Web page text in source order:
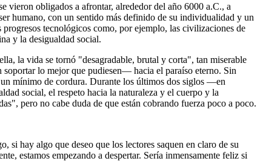
vieron obligados a afrontar, alrededor del año 6000 a.C., a
humano, con un sentido más definido de su individualidad y un
tecnológicos como, por ejemplo, las civilizaciones de
y la desigualdad social.
la vida se tornó "desagradable, brutal y corta", tan miserable
lo mejor que pudiesen― hacia el paraíso eterno. Sin
mínimo de cordura. Durante los últimos dos siglos ―en
social, el respeto hacia la naturaleza y el cuerpo y la
pero no cabe duda de que están cobrando fuerza poco a poco.
hay algo que deseo que los lectores saquen en claro de su
estamos empezando a despertar. Sería inmensamente feliz si